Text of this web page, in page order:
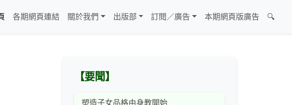
各期網頁連結 關於我們 出版部 訂閱／廣告 本期網頁版廣告 🔍
【要聞】
塑造子女品格由身教開始